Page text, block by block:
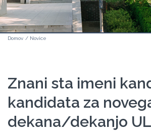
Domov / Novice
Znani sta imeni
kandidata za
dekana/dekanjo